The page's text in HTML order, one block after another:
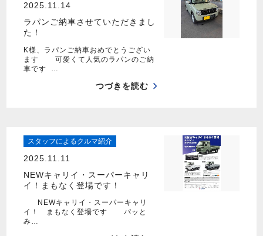
2025.11.14
ラパンご納車させていただきまし
た！
K様、ラパンご納車おめでとうござい
ます 可愛くて人気のラパンのご納
車です …
つづきを読む
スタッフによるクルマ紹介
2025.11.11
NEWキャリイ・スーパーキャリ
イ！まもなく登場です！
NEWキャリイ・スーパーキャリ
イ！ まもなく登場です パッと
み…